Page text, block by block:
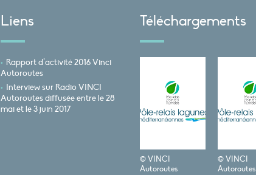
Liens
Rapport d’activité 2016 Vinci
Autoroutes
Interview sur Radio VINCI
Autoroutes diffusée entre le 28
mai et le 3 juin 2017
Téléchargements
© VINCI
Autoroutes
© VINCI
Autoroutes